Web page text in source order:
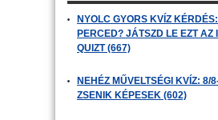
NYOLC GYORS KVÍZ
PERCED? JÁTSZD LE EZT AZ
QUIZT (667)
NEHÉZ MŰVELTSÉGI KVÍZ: 8/
ZSENIK KÉPESEK (602)